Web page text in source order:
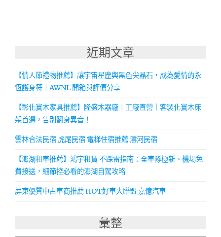
近期文章
【情人節禮物推薦】讓宇宙星塵與黑色尖晶石，成為愛情的永
恆護身符｜AWNL 開箱與評價分享
【彰化實木家具推薦】隆盛木器廠｜工廠直營｜客製化實木床
架首選，告別翻身異音！
雲林合法民宿 虎尾民宿 電梯住宿推薦 澐河民宿
【澎湖租車推薦】鴻宇租賃 不踩雷指南：全車隊極新、機場免
費接送，細節控必看的澎湖自駕攻略
屏東優質中古車商推薦 HOT好車大聯盟 嘉億汽車
彙整